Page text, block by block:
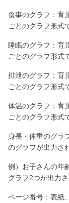
食事のグラフ：育
ごとのグラフ形式
睡眠のグラフ：育
ごとのグラフ形式
排泄のグラフ：育
ごとのグラフ形式
体温のグラフ：育
ごとのグラフ形式
身長・体重のグラ
のグラフが出力さ
例）お子さんの年
グラフ2つが出力
ページ番号：表紙